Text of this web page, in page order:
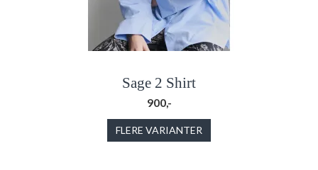
Sage 2 Shirt
900,-
FLERE VARIANTER